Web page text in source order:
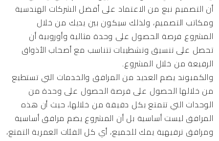
أن التصميم نبع من الاعتماد على أفضل الشركات الهندسية
ومكاتب التصميم، ولذلك سيكون بين يديك من خلال
المشروع فرصة الحصول على وحدة مثالية وأوروبية أن
تحصل على تنسيق وتشطيبات تتناسب مع أصحاب الأذواق
الرفيعة من خلال المشروع.
والكمبوند يضم العديد من المرافق والخدمات التي تستطيع
من خلالها الحصول على فرصة الحصول على وحدة من
الوحدات التي تتمتع بكل دقيقة من خلالها، حيث أن هذه
المرافق ليست أساسية بل أن المشروع يضم مرافق أساسية
ومرافق ترفيهية يمك للجميع، أي كل الفئات العمرية التمتع،